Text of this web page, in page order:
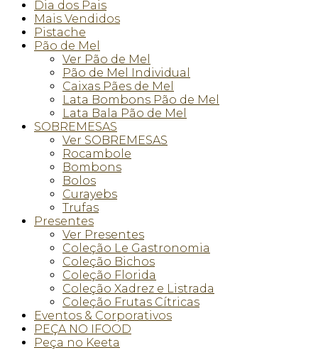
Dia dos Pais
Mais Vendidos
Pistache
Pão de Mel
Ver Pão de Mel
Pão de Mel Individual
Caixas Pães de Mel
Lata Bombons Pão de Mel
Lata Bala Pão de Mel
SOBREMESAS
Ver SOBREMESAS
Rocambole
Bombons
Bolos
Curayebs
Trufas
Presentes
Ver Presentes
Coleção Le Gastronomia
Coleção Bichos
Coleção Florida
Coleção Xadrez e Listrada
Coleção Frutas Cítricas
Eventos & Corporativos
PEÇA NO IFOOD
Peça no Keeta